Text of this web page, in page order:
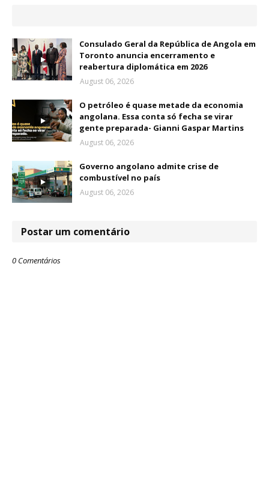
Consulado Geral da República de Angola em
Toronto anuncia encerramento e
reabertura diplomática em 2026
August 06, 2026
O petróleo é quase metade da economia
angolana. Essa conta só fecha se virar
gente preparada- Gianni Gaspar Martins
August 06, 2026
Governo angolano admite crise de
combustível no país
August 06, 2026
Postar um comentário
0 Comentários